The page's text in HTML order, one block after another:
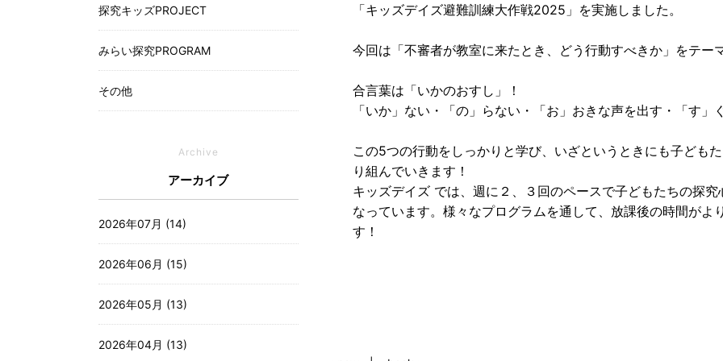
「キッズデイズ避難訓練大作戦2025」を実施しました。
今回は「不審者が教室に来たとき、どう行動すべきか」をテー
合言葉は「いかのおすし」！
「いか」ない・「の」らない・「お」おきな声を出す・「す」
この5つの行動をしっかりと学び、いざというときにも子ども
り組んでいきます！
キッズデイズ では、週に２、３回のペースで子どもたちの探
なっています。様々なプログラムを通して、放課後の時間がよ
す！
探究キッズPROJECT
みらい探究PROGRAM
その他
Archive
アーカイブ
2026年07月 (14)
2026年06月 (15)
2026年05月 (13)
2026年04月 (13)